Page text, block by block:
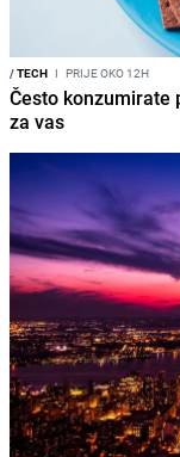
/TECH I PRIJE OKO 12H
Često konzumirate
za vas